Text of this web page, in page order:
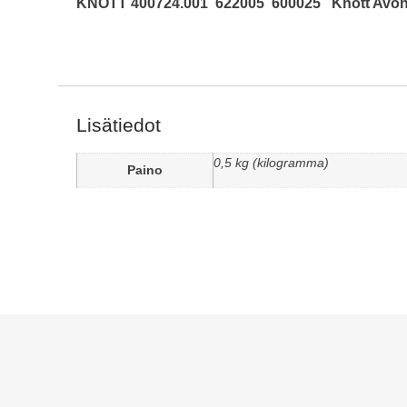
KNOTT 400724.001 622005 600025
Knott
Lisätiedot
Paino 0,5 kg (kilogramma)